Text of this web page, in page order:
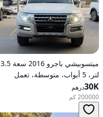
ميتسوبيشي باجرو 2016 سعة 3.5
لتر، 5 أبواب، متوسطة، تعمل
بالبنزين، أوتوماتيكية، دفع رباعي
30Kدرهم
200000 كم